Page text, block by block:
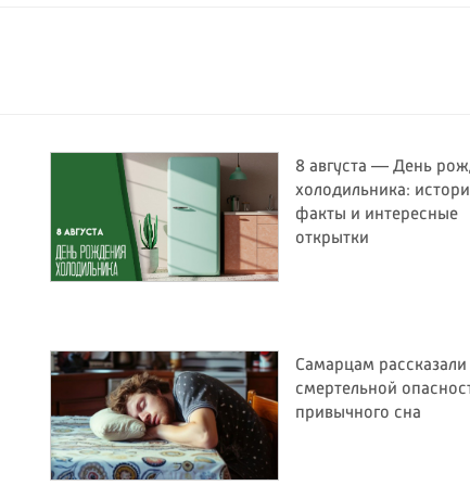
8 августа — День
холодильника:
факты и интересные
открытки
Самарцам рассказали
смертельной
привычного сна